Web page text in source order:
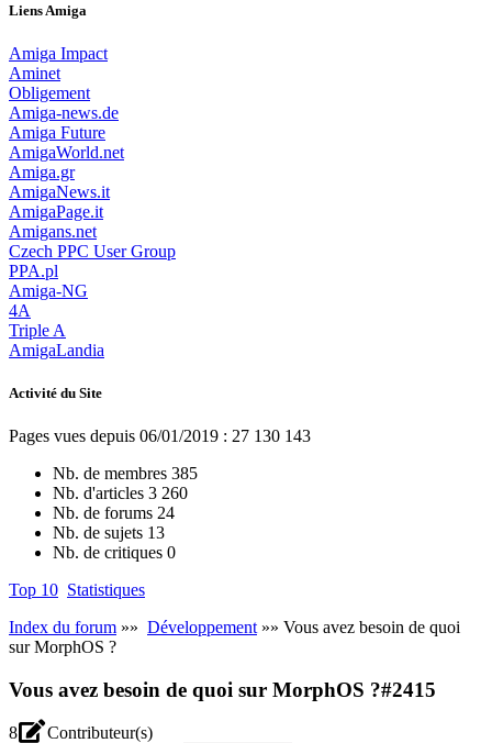
Liens Amiga
Amiga Impact
Aminet
Obligement
Amiga-news.de
Amiga Future
AmigaWorld.net
Amiga.gr
AmigaNews.it
AmigaPage.it
Amigans.net
Czech PPC User Group
PPA.pl
Amiga-NG
4A
Triple A
AmigaLandia
Activité du Site
Pages vues depuis 06/01/2019 : 27 130 143
Nb. de membres 385
Nb. d'articles 3 260
Nb. de forums 24
Nb. de sujets 13
Nb. de critiques 0
Top 10 Statistiques
Index du forum »» Développement »» Vous avez besoin de quoi
sur MorphOS ?
Vous avez besoin de quoi sur MorphOS ?#2415
8 Contributeur(s)